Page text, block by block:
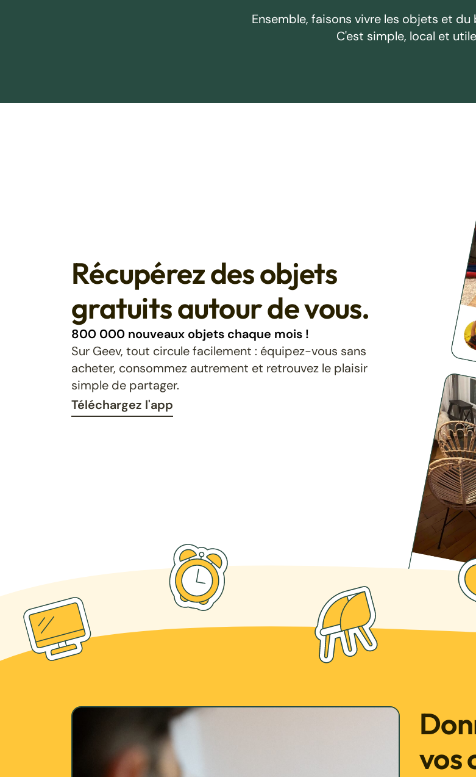
Ensemble, faisons vivre les objets et du
C'est simple, local et
Récupérez des objets
gratuits autour de vous.
800 000 nouveaux objets chaque mois !
Sur Geev, tout circule facilement : équipez-vous sans
acheter, consommez autrement et retrouvez le plaisir
simple de partager.
Téléchargez l'app
vos